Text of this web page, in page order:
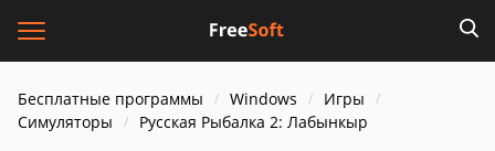
Бесплатные программы Windows
Игры
Симуляторы
Русская Рыбалка 2: Лабынкыр